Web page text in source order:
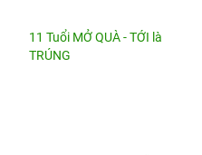
11 Tuổi MỞ QUÀ - TỚI là
TRÚNG